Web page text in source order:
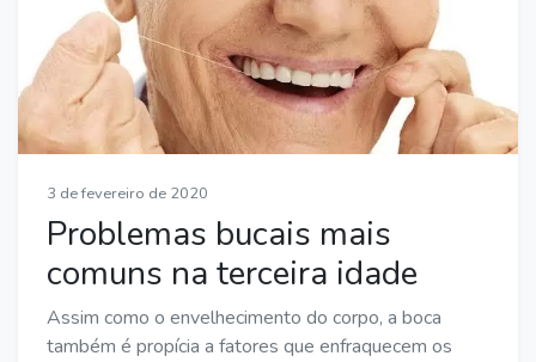
3 de fevereiro de 2020
Problemas bucais mais
comuns na terceira idade
Assim como o envelhecimento do corpo, a boca
também é propícia a fatores que enfraquecem os